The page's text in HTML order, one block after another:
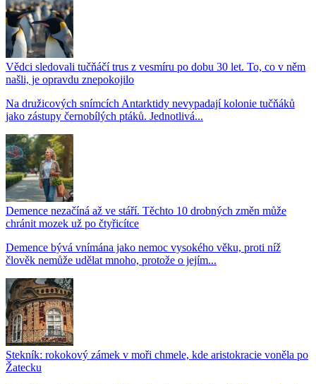
Vědci sledovali tučňáčí trus z vesmíru po dobu 30 let. To, co v něm
našli, je opravdu znepokojilo
Na družicových snímcích Antarktidy nevypadají kolonie tučňáků
jako zástupy černobílých ptáků. Jednotlivá...
Demence nezačíná až ve stáří. Těchto 10 drobných změn může
chránit mozek už po čtyřicítce
Demence bývá vnímána jako nemoc vysokého věku, proti níž
člověk nemůže udělat mnoho, protože o jejím...
Stekník: rokokový zámek v moři chmele, kde aristokracie voněla po
Žatecku